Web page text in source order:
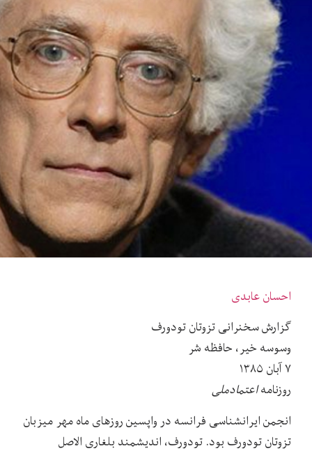
احسان عابدی
گزارش سخنرانی تزوتان تودورف
وسوسه خیر، حافظه شر
۷ آبان ۱۳۸۵
روزنامهاعتمادملی
انجمن ایرانشناسی فرانسه در واپسین روزهای ماه مهر میزبان
تزوتان تودورف بود. تودورف، اندیشمند بلغاری الاصل